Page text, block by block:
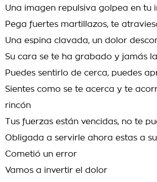
Una imagen repulsiva golpea en tu
Pega fuertes martillazos, te
Una espina clavada, un dolor
Su cara se te ha grabado y jamás
Puedes sentirlo de cerca, puedes
Sientes como se te acerca y te
rincón
Tus fuerzas están vencidas, no te
Obligada a servirle ahora estas a
Cometió un error
Vamos a invertir el dolor